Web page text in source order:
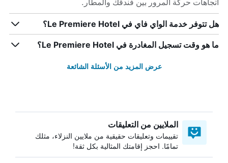
اتجاهات حركة المرور بين فندقك والمطار.
هل تتوفر خدمة الواي فاي في Le Premiere Hotel؟
ما هو وقت تسجيل المغادرة في Le Premiere Hotel؟
عرض المزيد من الأسئلة الشائعة
الملايين من التعليقات
تقييمات وتعليقات حقيقية من ملايين النزلاء، مثلك
تمامًا. احجز إقامتك المثالية بكل ثقة!